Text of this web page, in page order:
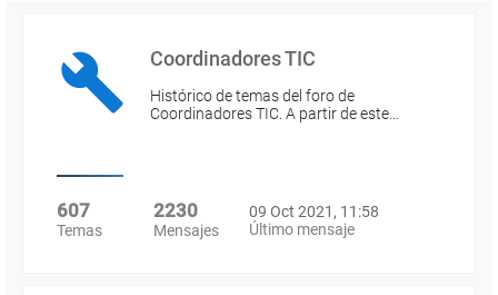
Coordinadores TIC
Histórico de temas del foro de
Coordinadores TIC. A partir de este…
607
Temas
2230
Mensajes
09 Oct 2021, 11:58
Último mensaje